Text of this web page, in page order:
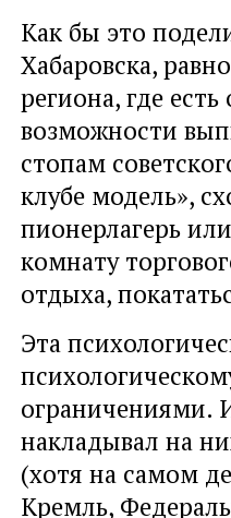
Как бы это
Хабаровска,
региона, где
возможности
стопам
клубе модель»,
пионерлагерь
комнату
отдыха,
Эта
ограничениями.
накладывал на
(хотя на самом
Кремль,